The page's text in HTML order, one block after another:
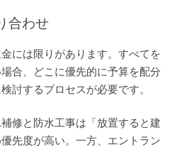
合わせ
には限りがあります。すべてを
合、どこに優先的に予算を配分
討するプロセスが必要です。
修と防水工事は「放置すると建
先度が高い。一方、エントラン